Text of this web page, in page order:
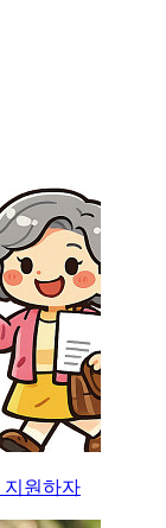
지원하자